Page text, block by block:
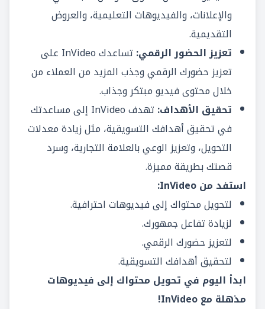
والإعلانات، والفيديوهات التعليمية، والعروض
التقديمية.
تعزيز الحضور الرقمي:
تساعدك InVideo على
تعزيز حضورك الرقمي وجذب المزيد من العملاء من
خلال محتوى فيديو مبتكر وجذاب.
تحقيق الأهداف:
تهدف InVideo إلى مساعدتك
في تحقيق أهدافك التسويقية، مثل زيادة معدلات
التحويل، وتعزيز الوعي بالعلامة التجارية، وسرد
قصتك بطريقة مميزة.
استفد من InVideo:
لتحويل محتواك إلى فيديوهات احترافية.
لزيادة تفاعل جمهورك.
لتعزيز حضورك الرقمي.
لتحقيق أهدافك التسويقية.
ابدأ اليوم في تحويل محتواك إلى فيديوهات
مذهلة مع InVideo!